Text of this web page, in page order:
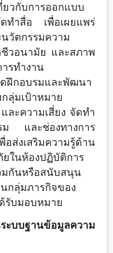
ยวกับการออกแบบ
ทำสื่อ เพื่อเผยแพร่
วัตกรรมความ
วอนามัย และสภาพ
รทำงาน
ฝึกอบรมและพัฒนา
ลุ่มเป้าหมาย
ละความเสี่ยง จัดทำ
และช่องทางการ
งเสริมความรู้ด้าน
ในห้องปฏิบัติการ
มกันหรือสนับสนุน
กลุ่มภารกิจของ
รับมอบหมาย
ฐานข้อมูลความ